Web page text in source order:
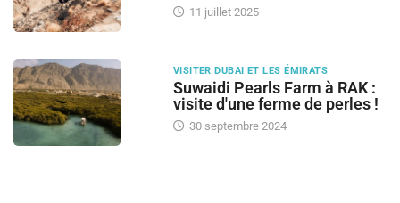
11 juillet 2025
VISITER DUBAI ET LES ÉMIRATS
Suwaidi Pearls Farm à RAK :
visite d'une ferme de perles !
30 septembre 2024